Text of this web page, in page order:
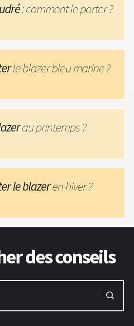
: comment le porter ?
le blazer bleu marine ?
au printemps ?
le blazeren hiver ?
des conseils